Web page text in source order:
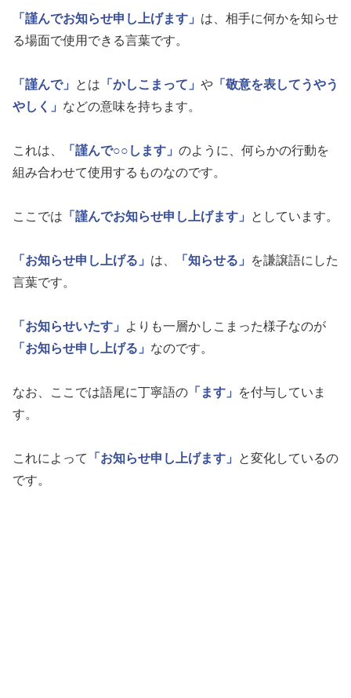
「謹んでお知らせ申し上げます」 は、相手に何かを知らせ
る場面で使用できる言葉です。
「謹んで」 とは 「かしこまって」 や 「敬意を表してうやう
やしく」 などの意味を持ちます。
これは、 「謹んで○○します」 のように、何らかの行動を
組み合わせて使用するものなのです。
ここでは 「謹んでお知らせ申し上げます」 としています。
「お知らせ申し上げる」 は、 「知らせる」
を謙譲語にした
言葉です。
「お知らせいたす」
よりも一層かしこまった様子なのが
「お知らせ申し上げる」 なのです。
なお、ここでは語尾に丁寧語の 「ます」
を付与していま
す。
これによって 「お知らせ申し上げます」
と変化しているの
です。